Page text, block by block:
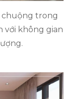
chuộng trong
với không gian